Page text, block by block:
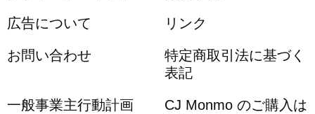
広告について リンク
お問い合わせ
特定商取引法に基づく
表記
一般事業主行動計画
CJ Monmo のご購入は